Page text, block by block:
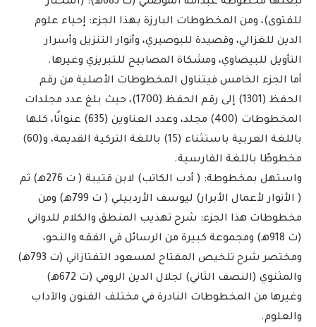
تبعتها مخطوطة عبدالله الموصلي (ت 683هـ): (المختار
للفتوى)، ومن المخطوطات البارزة بهذا الجزء: إحياء علوم
الدين للغزالي، وقصيدة للبوصيري، وأنوار التنزيل وأسرار
التأويل للبيضاوي، ومشكاة المصابيح للتبريزي وغيرها.
أما الجزء الخامس فيتناول المخطوطات الأصلية من رقم
الحفظ (1301) إلى رقم الحفظ (1700)، حيث بلغ عدد مجلدات
المخطوطات (400) مجلد، وعدد العناوين (635) عنوانًا، كلها
باللغة العربية باستثناء (15) باللغة التركية القديمة، و(60)
مخطوطًا باللغة الفارسية.
واستهل بمخطوطة: ( أدب الكاتب) لابن قتيبة ( ت 276هـ) ثم
( الأنوار لأعمال الأبرار) ليوسف الأردبيلي ( ت 799هـ) ومن
مخطوطات هذا الجزء: شرح تهذيب المنطق والكلام للدواني
(ت 918هـ) ومجموعة كبيرة من الرسائل في الفقه والنحو،
ومختصر شرح تلخيص المفتاح لمسعود التفتازاني (ت 793هـ)
والمثنوي (النصف الثاني) لجلال الدين الرومي (ت 672هـ)
وغيرها من المخطوطات النادرة في مختلف الفنون والآداب
والعلوم.